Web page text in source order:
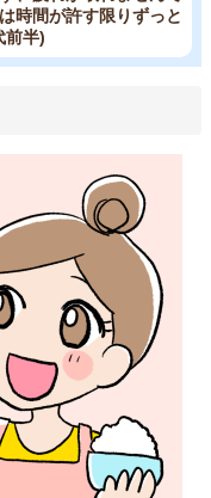
時間が許す限りずっと
前半)